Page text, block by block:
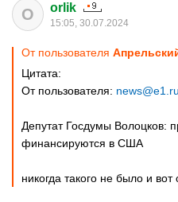
O orlik
15:05, 30.07.2024
От пользователя
Цитата:
От пользователя: news@e1.ru
Депутат Госдумы Волоцков:
финансируются в США
никогда такого не было и вот